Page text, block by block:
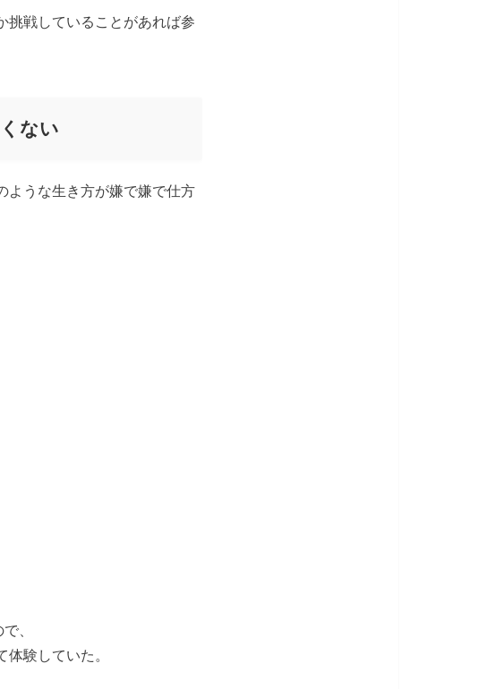
挑戦していることがあれば参
ない
ような生き方が嫌で嫌で仕方
、
験していた。